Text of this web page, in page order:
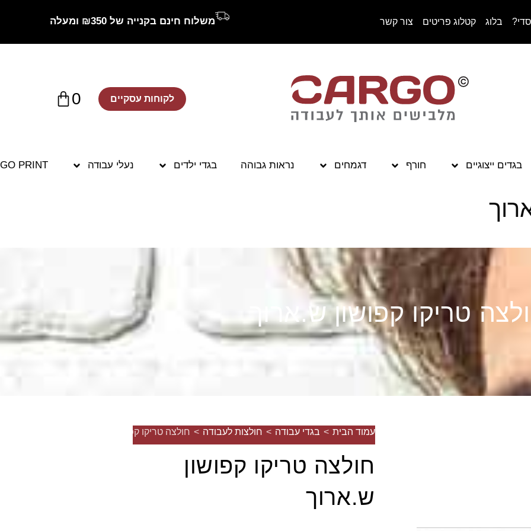
בלוג קטלוג פריטים צור קשר משלוח חינם בקנייה של ₪350 ומעלה
לקוחות עסקיים 0
בגדים ייצוגיים חורף דגמחים נראות גבוהה בגדי ילדים נעלי עבודה PRINT
טריקו קפושון ש.ארוך
עמוד הבית > בגדי עבודה > חולצות לעבודה > חולצה טריקו קפושון ש.ארוך
חולצה טריקו קפושון
ש.ארוך